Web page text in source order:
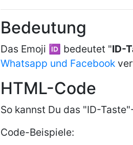
Bedeutung
Das Emoji 🆔 bedeutet "ID-
Whatsapp und Facebook
HTML-Code
So kannst Du das "ID-
Code-Beispiele: